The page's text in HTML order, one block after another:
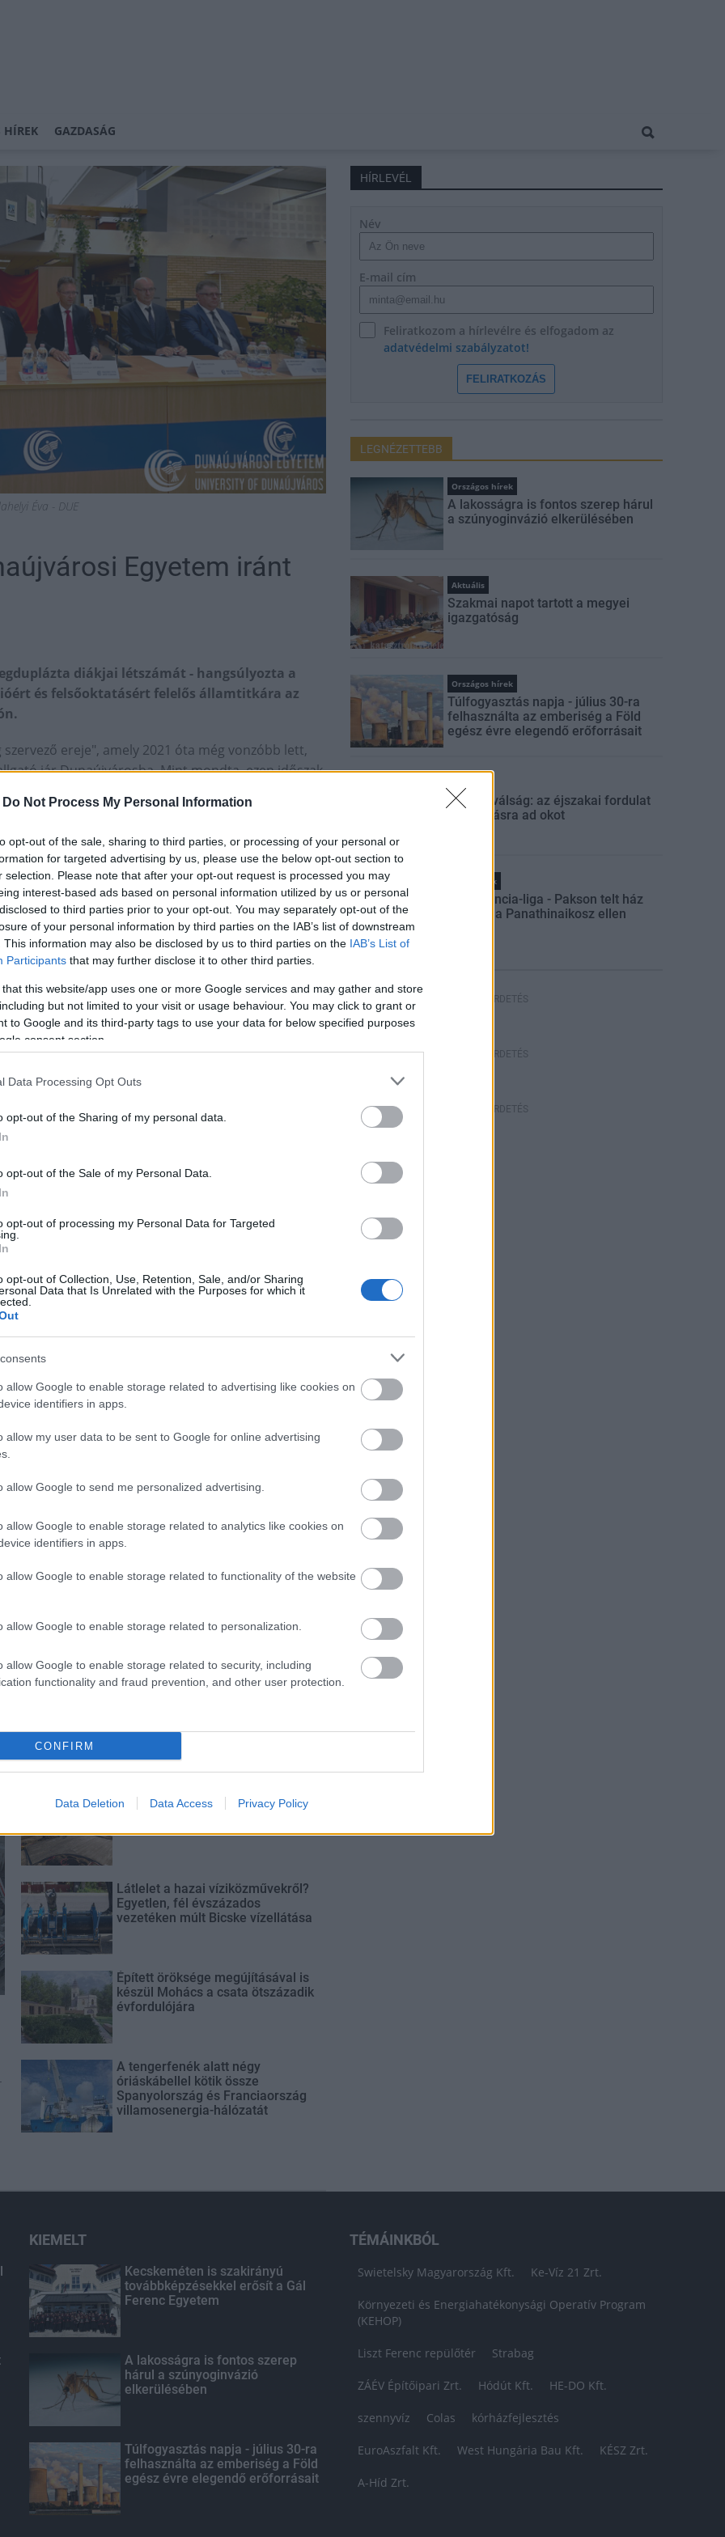
Do Not Process My Personal Information
opt-out of the sale, sharing to third parties, or processing of your personal or
for targeted advertising by us, please use the below opt-out section to
selection. Please note that after your opt-out request is processed you may
interest-based ads based on personal information utilized by us or personal
to third parties prior to your opt-out. You may separately opt-out of the
of your personal information by third parties on the IAB’s list of downstream
This information may also be disclosed by us to third parties on the IAB’s List of
Participants that may further disclose it to other third parties.
that this website/app uses one or more Google services and may gather and store
but not limited to your visit or usage behaviour. You may click to grant or
to Google and its third-party tags to use your data for below specified purposes
consent section.
Data Processing Opt Outs
opt-out of the Sharing of my personal data.
opt-out of the Sale of my Personal Data.
opt-out of processing my Personal Data for Targeted
opt-out of Collection, Use, Retention, Sale, and/or Sharing
Data that Is Unrelated with the Purposes for which it
allow Google to enable storage related to advertising like cookies on
identifiers in apps.
allow my user data to be sent to Google for online advertising
allow Google to send me personalized advertising.
allow Google to enable storage related to analytics like cookies on
identifiers in apps.
allow Google to enable storage related to functionality of the website
allow Google to enable storage related to personalization.
allow Google to enable storage related to security, including
functionality and fraud prevention, and other user protection.
CONFIRM
Data Deletion Data Access Privacy Policy
HÍREK GAZDASÁG
Éva - DUE
Egyetem iránt
diákjai létszámát - hangsúlyozta a
és felsőoktatásért felelős államtitkára az
ereje", amely 2021 óta még vonzóbb lett,
jár Dunaújvárosba. Mint mondta, ezen időszak
területén is, hiszen a Bánki Donát Technikum
létszáma, meghaladva a 600 főt.
kapacitása segítheti a helyi vasmű zöld átállását is,
követelményeknek.
elnöke szerint vannak még feladataik
való kapcsolatok erősítésében. Közölte:
színvonalát, hogy Dunaújváros sportja
szeptemberig élvezhetjük
Elkészült a Liszt Ferenc repülőtér
közelében lévő logisztikai bázis út-
Látlelet a hazai víziközművekről?
Egyetlen, fél évszázados
vezetéken múlt Bicske vízellátása
Épített öröksége megújításával is
készül Mohács a csata ötszázadik
évfordulójára
A tengerfenék alatt négy
óriáskábellel kötik össze
Spanyolország és Franciaország
villamosenergia-hálózatát
HÍRLEVÉL
Név
E-mail cím
Feliratkozom a hírlevélre és elfogadom az
adatvédelmi szabályzatot!
FELIRATKOZÁS
LEGNÉZETTEBB
Országos hírek
A lakosságra is fontos szerep hárul
a szúnyoginvázió elkerülésében
Aktuális
Szakmai napot tartott a megyei
igazgatóság
Országos hírek
Túlfogyasztás napja - július 30-ra
felhasználta az emberiség a Föld
egész évre elegendő erőforrásait
Energiaválság: az éjszakai fordulat
bizakodásra ad okot
Helyi hírek
Konferencia-liga - Pakson telt ház
várható a Panathinaikosz ellen
HIRDETÉS
HIRDETÉS
HIRDETÉS
KIEMELT
Kecskeméten is szakirányú
továbbképzésekkel erősít a Gál
Ferenc Egyetem
A lakosságra is fontos szerep
hárul a szúnyoginvázió
elkerülésében
Túlfogyasztás napja - július 30-ra
felhasználta az emberiség a Föld
egész évre elegendő erőforrásait
TÉMÁINKBÓL
Swietelsky Magyarország Kft. Ke-Víz 21 Zrt.
Környezeti és Energiahatékonysági Operatív Program
(KEHOP)
Liszt Ferenc repülőtér Strabag
ZÁÉV Építőipari Zrt. Hódút Kft. HE-DO Kft.
szennyvíz Colas kórházfejlesztés
EuroAszfalt Kft. West Hungária Bau Kft. KÉSZ Zrt.
A-Híd Zrt.